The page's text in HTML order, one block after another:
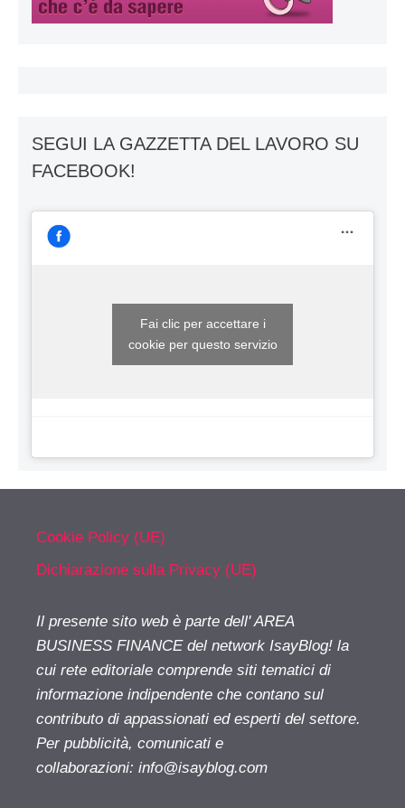
SEGUI LA GAZZETTA DEL LAVORO SU
FACEBOOK!
Fai clic per accettare i
cookie per questo servizio
Cookie Policy (UE)
Dichiarazione sulla Privacy (UE)
Il presente sito web è parte dell' AREA
BUSINESS FINANCE del network IsayBlog! la
cui rete editoriale comprende siti tematici di
informazione indipendente che contano sul
contributo di appassionati ed esperti del settore.
Per pubblicità, comunicati e
collaborazioni: info@isayblog.com